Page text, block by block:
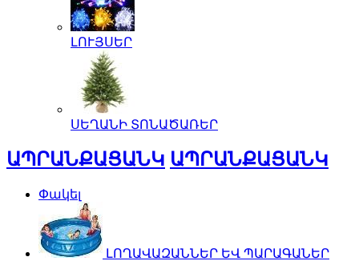
ԼՈՒՅՍԵՐ
ՍԵՂԱՆԻ ՏՈՆԱԾԱՌԵՐ
ԱՊՐԱՆՔԱՑԱՆԿ ԱՊՐԱՆՔԱՑԱՆԿ
Փակել
ԼՈՂԱՎԱԶԱՆՆԵՐ ԵՎ ՊԱՐԱԳԱՆԵՐ